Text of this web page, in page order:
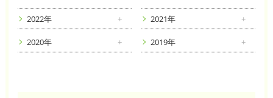
2022年 2021年
2020年 2019年